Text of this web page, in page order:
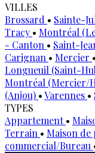
VILLES
Brossard • Sainte-
Tracy • Montréal
- Canton • Saint-
Carignan • Mercier •
Longueuil (Saint-
Montréal (Mercier/
(Anjou) •Varennes •
TYPES
Appartement•
Terrain • Maison
commercial/Bureau